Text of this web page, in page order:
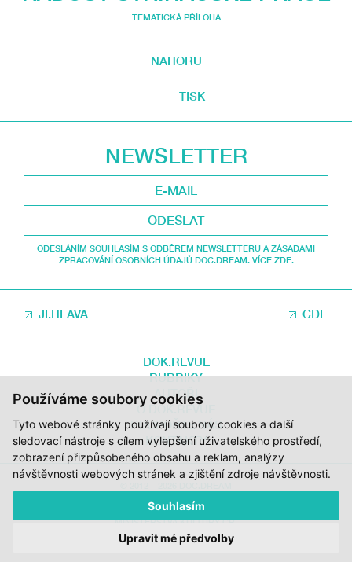
Používáme soubory cookies
Tyto webové stránky používají soubory cookies a další
sledovací nástroje s cílem vylepšení uživatelského prostředí,
zobrazení přizpůsobeného obsahu a reklam, analýzy
návštěvnosti webových stránek a zjištění zdroje návštěvnosti.
Souhlasím
Upravit mé předvolby
TEMATICKÁ PŘÍLOHA
NAHORU
TISK
NEWSLETTER
ODESLAT
ODESLÁNÍM SOUHLASÍM S ODBĚREM NEWSLETTERU A ZÁSADAMI
ZPRACOVÁNÍ OSOBNÍCH ÚDAJŮ DOC.DREAM. VÍCE ZDE.
JI.HLAVA CDF
DOK.REVUE
RUBRIKY
AUTOŘI
O DOK.REVUE
PODPOŘTE NÁS
KONTAKTY
ZA PODPORY STÁTNÍHO FONDU KINEMATOGRAFIE, KRAJE VYSOČINA A
MINISTERSTVA KULTURY ČR.
DESIGN: HMSDESIGN KÓD: S2 STUDIO